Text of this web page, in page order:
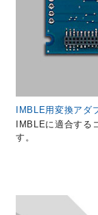
IMBLE用変換アダ
IMBLEに適合する
す。